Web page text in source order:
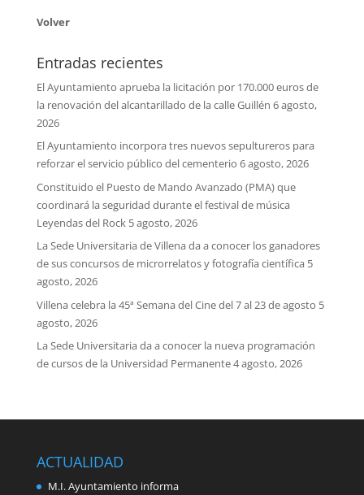
Volver
Entradas recientes
El Ayuntamiento aprueba la licitación por 170.000 euros de
la renovación del alcantarillado de la calle Guillén 6 agosto,
2026
El Ayuntamiento incorpora tres nuevos sepultureros para
reforzar el servicio público del cementerio 6 agosto, 2026
Constituido el Puesto de Mando Avanzado (PMA) que
coordinará la seguridad durante el festival de música
Leyendas del Rock 5 agosto, 2026
La Sede Universitaria de Villena da a conocer los ganadores
de sus concursos de microrrelatos y fotografía científica 5
agosto, 2026
Villena celebra la 45ª Semana del Cine del 7 al 23 de agosto 5
agosto, 2026
La Sede Universitaria da a conocer la nueva programación
de cursos de la Universidad Permanente4 agosto, 2026
ACTUALIDAD
M.I. Ayuntamiento informa